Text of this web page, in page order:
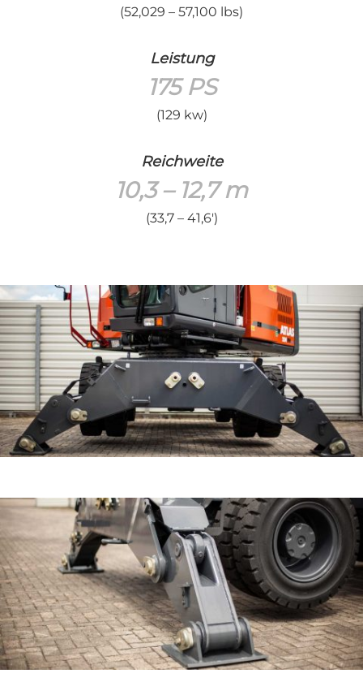
(52,029 – 57,100 lbs)
Leistung
175 PS
(129 kw)
Reichweite
10,3 – 12,7 m
(33,7 – 41,6′)